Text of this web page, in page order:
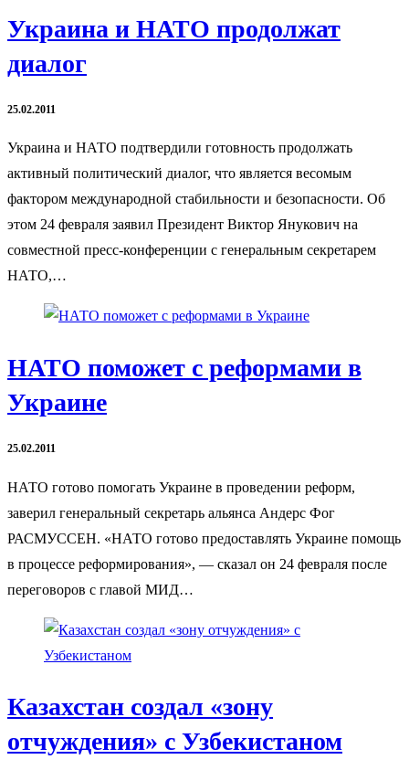
Украина и НАТО продолжат
диалог
25.02.2011
Украина и НАТО подтвердили готовность продолжать
активный политический диалог, что является весомым
фактором международной стабильности и безопасности. Об
этом 24 февраля заявил Президент Виктор Янукович на
совместной пресс-конференции с генеральным секретарем
НАТО,…
НАТО поможет с реформами в
Украине
25.02.2011
НАТО готово помогать Украине в проведении реформ,
заверил генеральный секретарь альянса Андерс Фог
РАСМУССЕН. «НАТО готово предоставлять Украине помощь
в процессе реформирования», — сказал он 24 февраля после
переговоров с главой МИД…
Казахстан создал «зону
отчуждения» с Узбекистаном